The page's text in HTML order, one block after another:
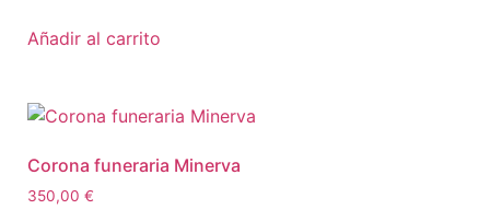
Añadir al carrito
Corona funeraria Minerva
350,00 €